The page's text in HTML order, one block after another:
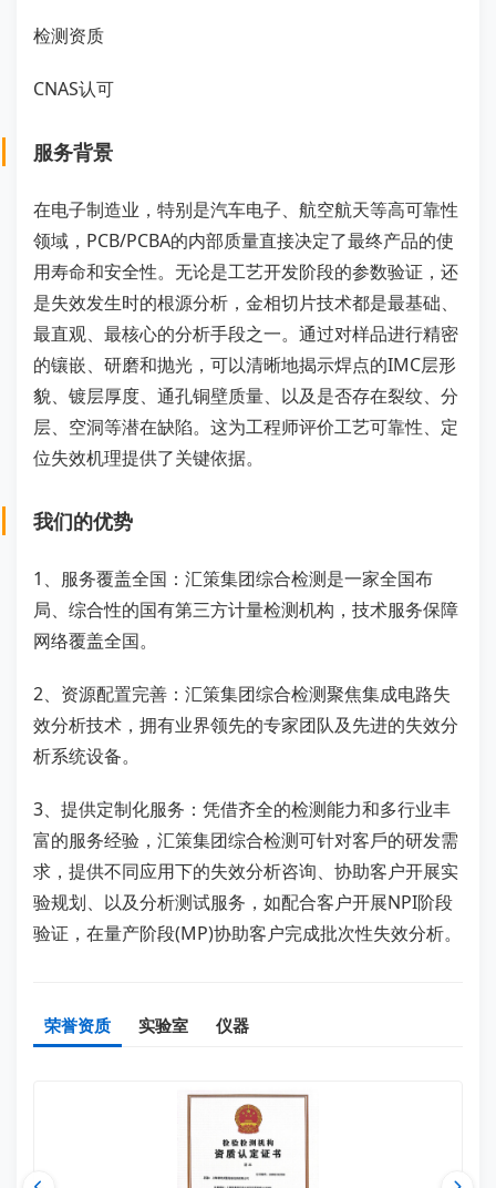
检测资质
CNAS认可
服务背景
在电子制造业，特别是汽车电子、航空航天等高可靠性
领域，PCB/PCBA的内部质量直接决定了最终产品的使
用寿命和安全性。无论是工艺开发阶段的参数验证，还
是失效发生时的根源分析，金相切片技术都是最基础、
最直观、最核心的分析手段之一。通过对样品进行精密
的镶嵌、研磨和抛光，可以清晰地揭示焊点的IMC层形
貌、镀层厚度、通孔铜壁质量、以及是否存在裂纹、分
层、空洞等潜在缺陷。这为工程师评价工艺可靠性、定
位失效机理提供了关键依据。
我们的优势
1、服务覆盖全国：汇策集团综合检测是一家全国布
局、综合性的国有第三方计量检测机构，技术服务保障
网络覆盖全国。
2、资源配置完善：汇策集团综合检测聚焦集成电路失
效分析技术，拥有业界领先的专家团队及先进的失效分
析系统设备。
3、提供定制化服务：凭借齐全的检测能力和多行业丰
富的服务经验，汇策集团综合检测可针对客⼾的研发需
求，提供不同应⽤下的失效分析咨询、协助客户开展实
验规划、以及分析测试服务，如配合客户开展NPI阶段
验证，在量产阶段(MP)协助客户完成批次性失效分析。
荣誉资质 实验室 仪器